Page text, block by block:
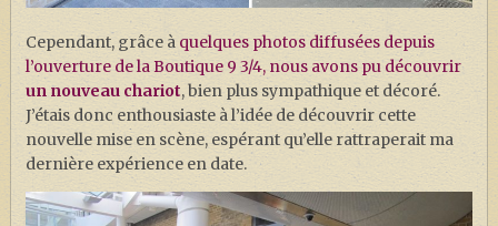
Cependant, grâce à quelques photos diffusées depuis
l’ouverture de la Boutique 9 3/4, nous avons pu découvrir
un nouveau chariot, bien plus sympathique et décoré.
J’étais donc enthousiaste à l’idée de découvrir cette
nouvelle mise en scène, espérant qu’elle rattraperait ma
dernière expérience en date.